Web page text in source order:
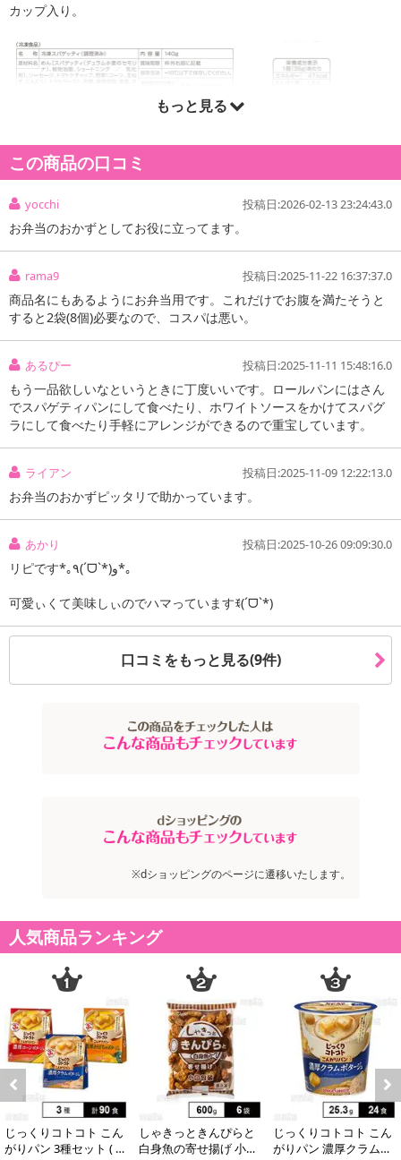
カップ入り。
注意事項
こちらの商品はクール便(冷凍)でのお届けとなります。確実に受
け取りが可能な方のみお申し込みください。
※こちらの商品は、沖縄・離島地域またはクール便でのお届けが出
来ない地域の方は、お申込みいただけませんので、ご了承ください
ませ。
※配送時に、ご不在でお受け取りいただけなかった場合、通常より
保管期間が短くなっておりますので、お早目に配送業者へ再配達を
※保管期間切れにより返送となった場合は、配送元に返送となりま
す。お申込みは、キャンセル返金とさせていただきます。
届け日変更」をお受けが出来ません。
【キャンセルについて】
※お申込み後のキャンセルはお受けできません。
※パッケージ変更や商品リニューアル(成分など含む)等により、参考
の掲載画像や画像内のバーコードなど、お届け商品と多少異なる場
了により、商品詳細内に記載の原産国・原材料の表記が旧表記の場
合がございます。
によるお申込み後のキャンセル・返品交換は対応いたしかねます。
【お支払いについて】
※送料はお試し費用に含まれております。
トの利用となります。
【発送・お届け・商品について】
※お申込み頂きました商品の同梱、お届けの日時指定はいたしかね
ます。
※お客様のご都合でお受取りいただけない場合、商品の再発送や返
金はいたしかねます。
また、お届け日時のご指定は、お受けできません。宅配業者からの
不在票にてご対応ください。
もっと見る
この商品の口コミ
yocchi 投稿日:2026-02-13 23:24:43.0
お弁当のおかずとしてお役に立ってます。
rama9 投稿日:2025-11-22 16:37:37.0
商品名にもあるようにお弁当用です。これだけでお腹を満たそうと
すると2袋(8個)必要なので、コスパは悪い。
あるぴー 投稿日:2025-11-11 15:48:16.0
もう一品欲しいなというときに丁度いいです。ロールパンにはさん
でスパゲティパンにして食べたり、ホワイトソースをかけてスパグ
ラにして食べたり手軽にアレンジができるので重宝しています。
ライアン 投稿日:2025-11-09 12:22:13.0
お弁当のおかずピッタリで助かっています。
あかり 投稿日:2025-10-26 09:09:30.0
リピです*｡٩(ˊᗜˋ*)و*｡
可愛ぃくて美味しぃのでハマっていますꉂ(ˊᗜˋ*)
口コミをもっと見る(9件)
※dショッピングのページに遷移いたします。
人気商品ランキング
Previous
じっくりコトコト こん
がりパン 3種セット ( 濃
しゃきっときんぴらと
白身魚の寄せ揚げ 小口
じっくりコトコト こん
がりパン 濃厚クラムポ
Next